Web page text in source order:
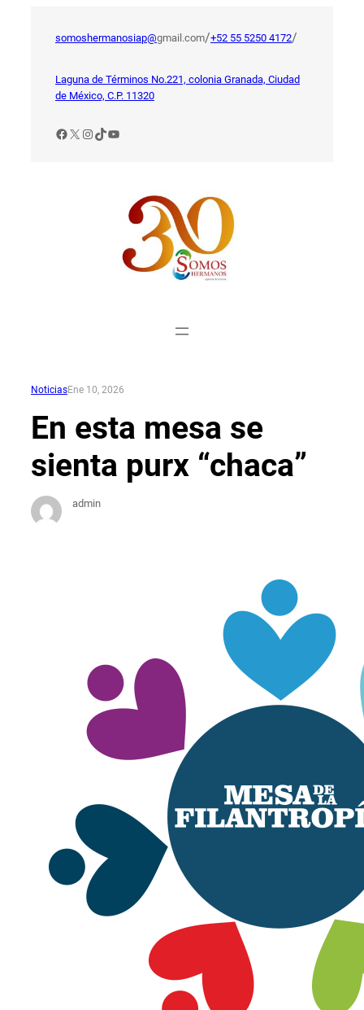
somoshermanosiap@gmail.com/+52 55 5250 4172/
Laguna de Términos No.221, colonia Granada, Ciudad
de México, C.P. 11320
Facebook
X Instagram
TikTok
YouTube
NoticiasEne 10, 2026
En esta mesa se
sienta purx “chaca”
admin